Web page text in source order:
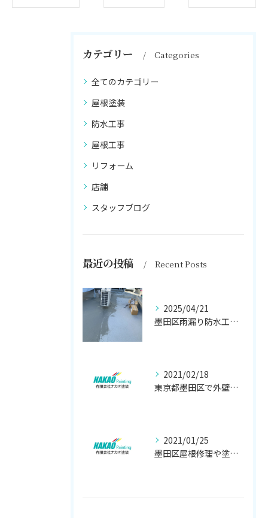
カテゴリー Categories
全てのカテゴリー
屋根塗装
防水工事
屋根工事
リフォーム
店舗
スタッフブログ
最近の投稿 Recent Posts
2025/04/21
墨田区雨漏り防水工事はナカオ塗装まで！！
2021/02/18
東京都墨田区で外壁塗り替え工事なら(有)ナカオ塗装にお任せ
2021/01/25
墨田区屋根修理や塗装工事は、【人気のナカオ塗装へ！】